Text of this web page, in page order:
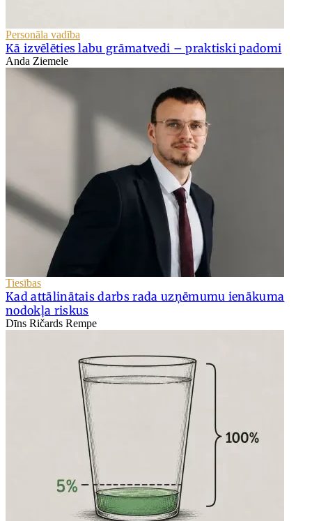
Personāla vadība
Kā izvēlēties labu grāmatvedi – praktiski padomi
Anda Ziemele
Tiesības
Kad attālinātais darbs rada uzņēmumu ienākuma
nodokļa riskus
Dīns Ričards Rempe